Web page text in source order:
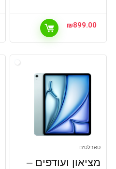
קטלוג מתנות
רמקולים ניידים Bluetooth
שעונים
שעונים וארנקים
שעונים חכמים
כל הקטגוריות
₪899.00
טאבלטים
מציאון ועודפים –